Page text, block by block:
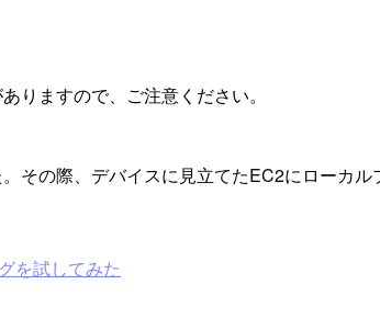
りますので、ご注意ください。
その際、デバイスに見立てたEC2にローカ
を試してみた